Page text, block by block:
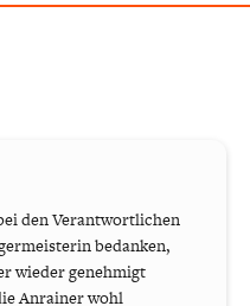
den Verantwortlichen
bedanken,
wieder genehmigt
Anrainer wohl